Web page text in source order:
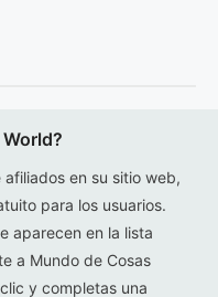
en su sitio web,
para los usuarios.
aparecen en la lista
a Mundo de Cosas
y completas una